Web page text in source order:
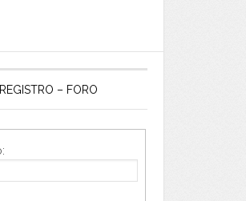
– FORO